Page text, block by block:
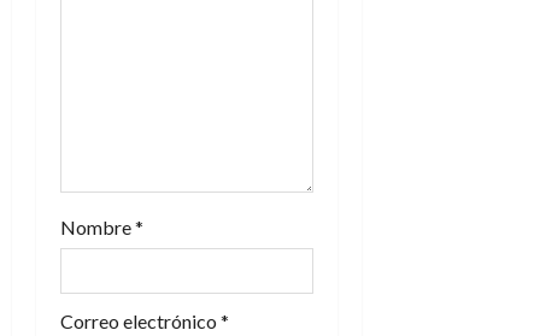
Nombre*
Correo electrónico *